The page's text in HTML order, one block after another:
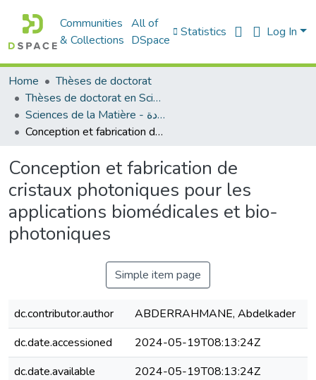
Communities
& Collections
All of
DSpace
Statistics Log In
Home
Thèses de doctorat
Thèses de doctorat en Sciences
Sciences de la Matière - علوم المادة
Conception et fabrication de cristaux photoniques pour les applications biomédicales et bio-photoniques
Conception et fabrication de
cristaux photoniques pour les
applications biomédicales et bio-
photoniques
Simple item page
dc.contributor.author
ABDERRAHMANE, Abdelkader
dc.date.accessioned
2024-05-19T08:13:24Z
dc.date.available
2024-05-19T08:13:24Z